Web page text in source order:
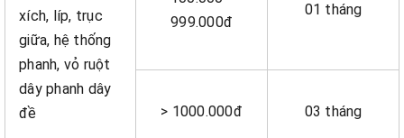
xích, líp, trục
giữa, hệ thống
phanh, vỏ ruột
dây phanh dây
đề
999.000đ
01 tháng
> 1000.000đ 03 tháng